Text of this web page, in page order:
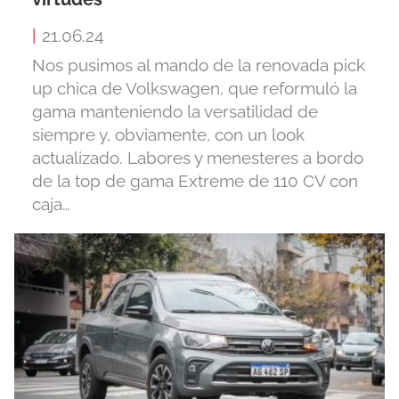
21.06.24
Nos pusimos al mando de la renovada pick
up chica de Volkswagen, que reformuló la
gama manteniendo la versatilidad de
siempre y, obviamente, con un look
actualizado. Labores y menesteres a bordo
de la top de gama Extreme de 110 CV con
caja…